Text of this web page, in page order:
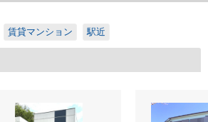
賃貸マンション 駅近